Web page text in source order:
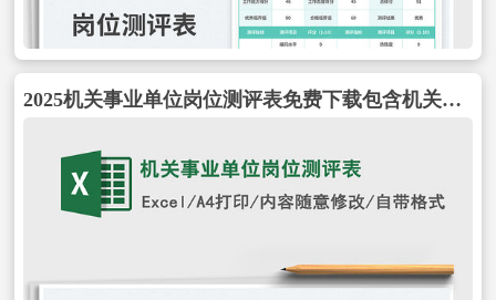
2025机关事业单位岗位测评表免费下载包含机关事业单位岗位测评表